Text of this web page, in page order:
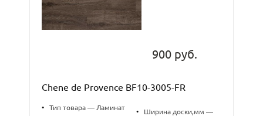
900 руб.
Chene de Provence BF10-3005-FR
• Тип товара — Ламинат
•
Ширина доски,мм —